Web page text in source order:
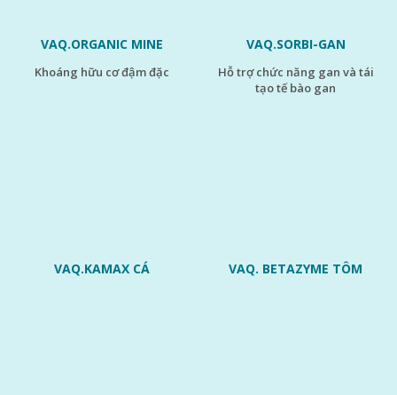
VAQ.ORGANIC MINE
khoáng hữu cơ đậm đặc
VAQ.SORBI-GAN
hỗ trợ chức năng gan và tái
tạo tế bào gan
VAQ.KAMAX CÁ VAQ. BETAZYME TÔM